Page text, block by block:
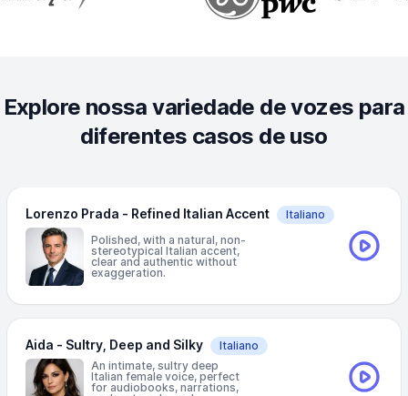
Explore nossa variedade de vozes para
diferentes casos de uso
Lorenzo Prada - Refined Italian Accent
Italiano
Polished, with a natural, non-
stereotypical Italian accent,
clear and authentic without
exaggeration.
Aida - Sultry, Deep and Silky
Italiano
An intimate, sultry deep
Italian female voice, perfect
for audiobooks, narrations,